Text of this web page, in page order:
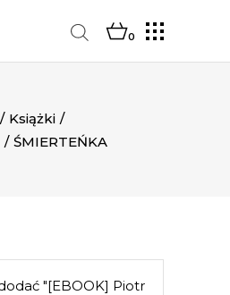
0
/ Książki /
/ ŚMIERTEŃKA
"[EBOOK] Piotr